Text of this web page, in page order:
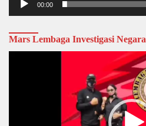
00:00
Mars Lembaga Investigasi Negara